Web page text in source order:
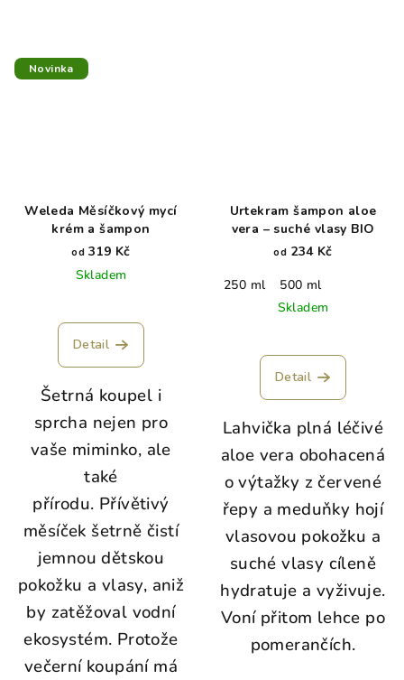
Novinka
Weleda Měsíčkový mycí
krém a šampon
od 319 Kč
Skladem
Detail
Šetrná koupel i
sprcha nejen pro
vaše miminko, ale
také
přírodu. Přívětivý
měsíček šetrně čistí
jemnou dětskou
pokožku a vlasy, aniž
by zatěžoval vodní
ekosystém. Protože
večerní koupání má
Urtekram šampon aloe
vera – suché vlasy BIO
od 234 Kč
250 ml
500 ml
Skladem
Detail
Lahvička plná léčivé
aloe vera obohacená
o výtažky z červené
řepy a meduňky hojí
vlasovou pokožku a
suché vlasy cíleně
hydratuje a vyživuje.
Voní přitom lehce po
pomerančích.